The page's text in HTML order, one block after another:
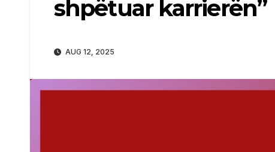
shpëtuar karrierën”
AUG 12, 2025